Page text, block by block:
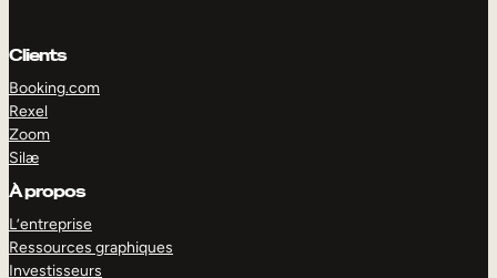
Clients
Booking.com
Rexel
Zoom
Silæ
À propos
L’entreprise
Ressources graphiques
Investisseurs